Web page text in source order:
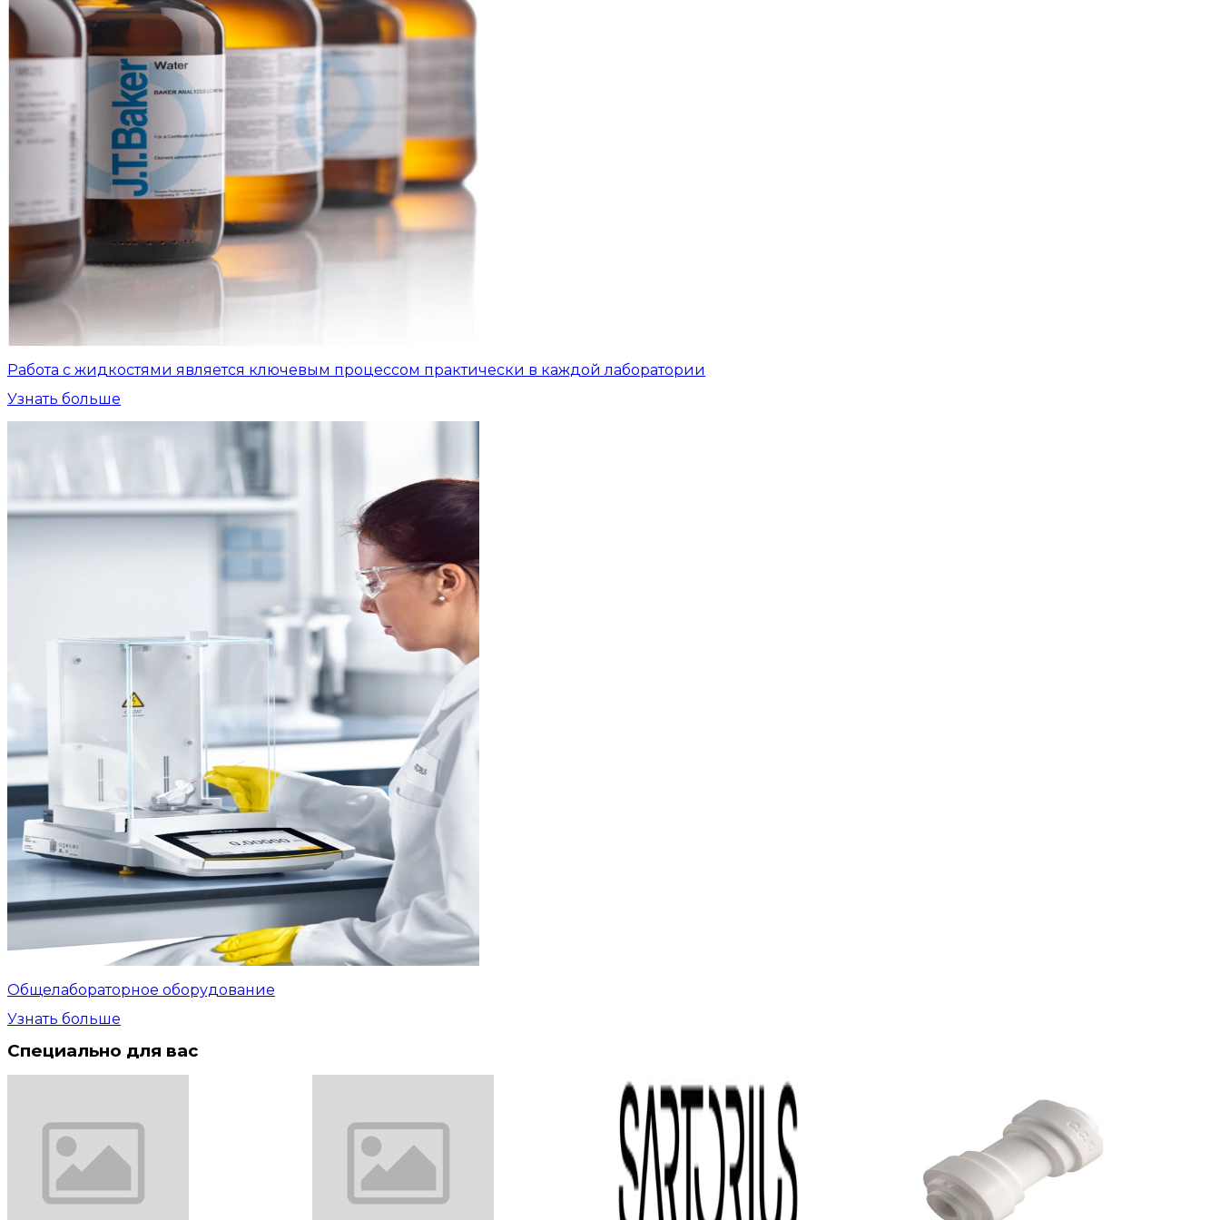
Работа с жидкостями является ключевым процессом практически в каждой лаборатории
Узнать больше
Общелабораторное оборудование
Узнать больше
Специально для вас